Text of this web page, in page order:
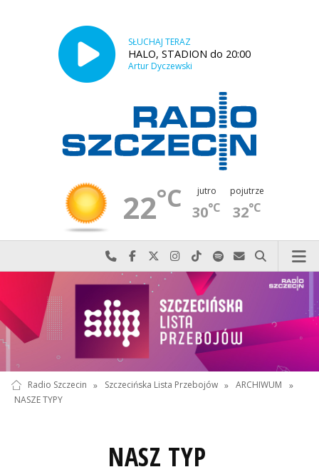
SŁUCHAJ TERAZ
HALO, STADION do 20:00
Artur Dyczewski
22°C jutro
30°C
pojutrze
32°C
Najlepiej po prostu do nas zadzwoń
Odwiedź nas na Facebook-u
Odwiedź nas na X
Odwiedź nas na Instagram-ie
Odwiedź nas na TikTok-u
Szukaj nas na Spotify
Wyślij do nas
Szukaj
Radio Szczecin » Szczecińska Lista Przebojów » ARCHIWUM
»
NASZE TYPY
NASZ TYP